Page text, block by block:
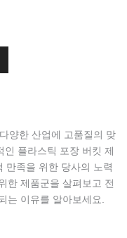
양한 산업에 고품질의 맞
인 플라스틱 포장 버킷 제
만족을 위한 당사의 노력
한 제품군을 살펴보고 전
는 이유를 알아보세요.